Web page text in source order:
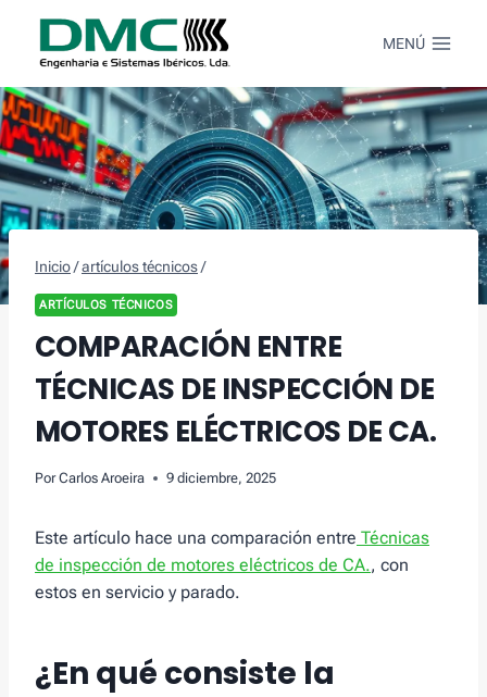
Contenido
MENÚ
Inicio/artículos técnicos/
ARTÍCULOS TÉCNICOS
COMPARACIÓN ENTRE
TÉCNICAS DE INSPECCIÓN DE
MOTORES ELÉCTRICOS DE CA.
Por Carlos Aroeira 9 diciembre, 2025
Este artículo hace una comparación entre Técnicas
de inspección de motores eléctricos de CA., con
estos en servicio y parado.
¿En qué consiste la